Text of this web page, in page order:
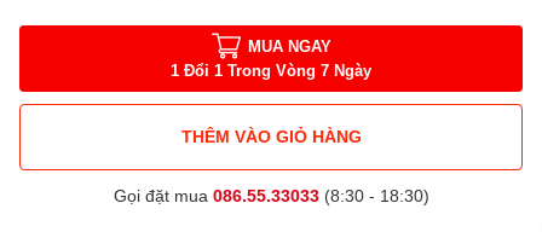
MUA NGAY
1 Đổi 1 Trong Vòng 7 Ngày
THÊM VÀO GIỎ HÀNG
Gọi đặt mua 086.55.33033(8:30 - 18:30)